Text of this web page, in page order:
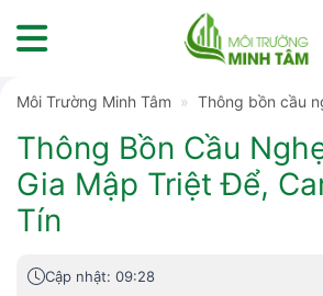
to
Môi Trường Minh Tâm » Thông bồn cầu
Thông Bồn Cầu
Gia Mập Triệt Để,
Tín
Cập nhật: 09:28